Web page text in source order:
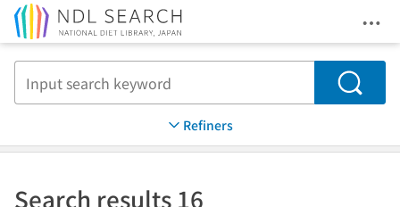
Search
Refiners
Search results 16